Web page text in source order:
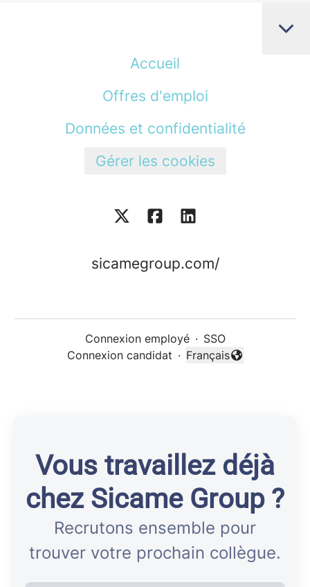
Accueil
Offres d'emploi
Données et confidentialité
Gérer les cookies
sicamegroup.com/
Connexion employé · SSO
Connexion candidat ·
Changer la langue
Français
Vous travaillez déjà
chez Sicame Group ?
Recrutons ensemble pour
trouver votre prochain collègue.